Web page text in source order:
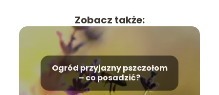
Zobacz także:
Ogród przyjazny pszczołom
– co posadzić?